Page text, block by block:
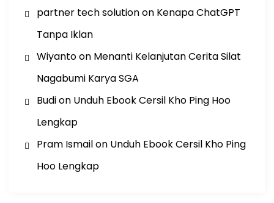
partner tech solutionon Kenapa ChatGPT
Tanpa Iklan
Wiyantoon Menanti Kelanjutan Cerita Silat
Nagabumi Karya SGA
Budion Unduh Ebook Cersil Kho Ping Hoo
Lengkap
Pram Ismailon Unduh Ebook Cersil Kho Ping
Hoo Lengkap